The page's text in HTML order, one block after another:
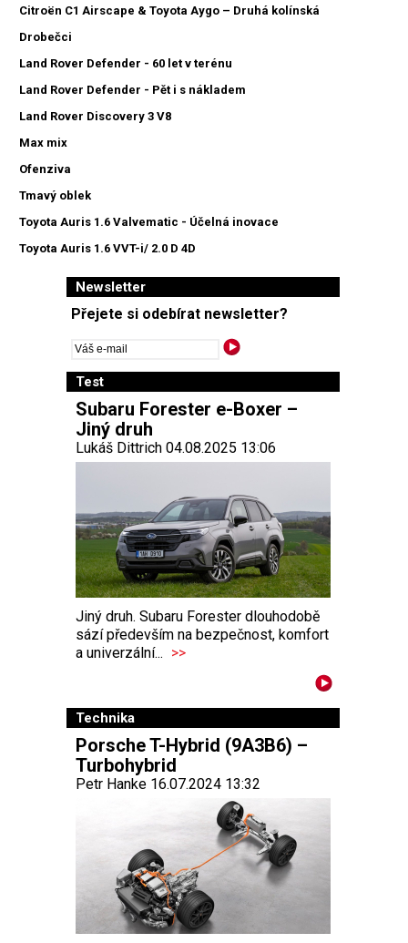
Citroën C1 Airscape & Toyota Aygo – Druhá kolínská
Drobečci
Land Rover Defender - 60 let v terénu
Land Rover Defender - Pět i s nákladem
Land Rover Discovery 3 V8
Max mix
Ofenziva
Tmavý oblek
Toyota Auris 1.6 Valvematic - Účelná inovace
Toyota Auris 1.6 VVT-i/ 2.0 D 4D
Newsletter
Přejete si odebírat newsletter?
Test
Subaru Forester e-Boxer –
Jiný druh
Lukáš Dittrich 04.08.2025 13:06
Jiný druh. Subaru Forester dlouhodobě
sází především na bezpečnost, komfort
a univerzální... >>
Technika
Porsche T-Hybrid (9A3B6) –
Turbohybrid
Petr Hanke 16.07.2024 13:32